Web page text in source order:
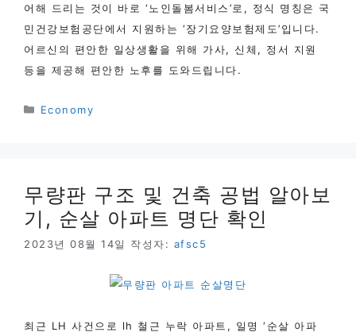
어해 드리는 것이 바로 ‘노인돌봄서비스’로, 정식 명칭은 국
민건강보험공단에서 지원하는 ‘장기요양보험제도’입니다.
어르신의 편안한 일상생활을 위해 가사, 신체, 정서 지원
등을 제공해 편안한 노후를 도와드립니다.
카
Economy
무량판 구조 및 건축 공법 알아보
기, 순살 아파트 명단 확인
2023년 08월 14일 작성자: afsc5
최근 LH 사건으로 lh 철근 누락 아파트, 일명 ‘순살 아파